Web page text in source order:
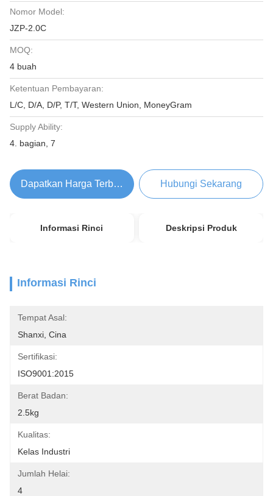
Nomor Model:
JZP-2.0C
MOQ:
4 buah
Ketentuan Pembayaran:
L/C, D/A, D/P, T/T, Western Union, MoneyGram
Supply Ability:
4. bagian, 7
Dapatkan Harga Terbaik Hubungi Sekarang
Informasi Rinci Deskripsi Produk
Informasi Rinci
Tempat Asal:
Shanxi, Cina
Sertifikasi:
ISO9001:2015
Berat Badan:
2.5kg
Kualitas:
Kelas Industri
Jumlah Helai:
4